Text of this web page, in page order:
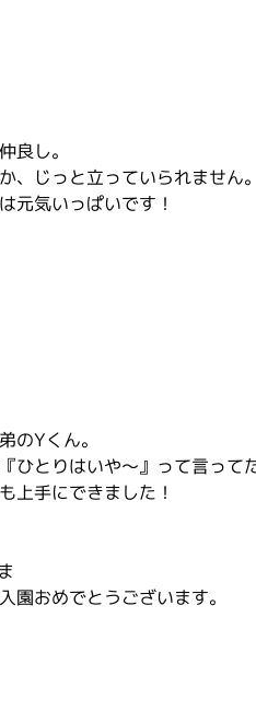
良し。
、じっと立っていられません。
元気いっぱいです！
のYくん。
ひとりはいや～』って言って
上手にできました！
園おめでとうございます。